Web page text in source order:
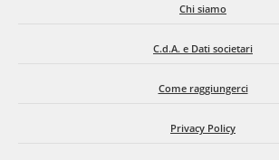
Chi siamo
C.d.A. e Dati societari
Come raggiungerci
Privacy Policy